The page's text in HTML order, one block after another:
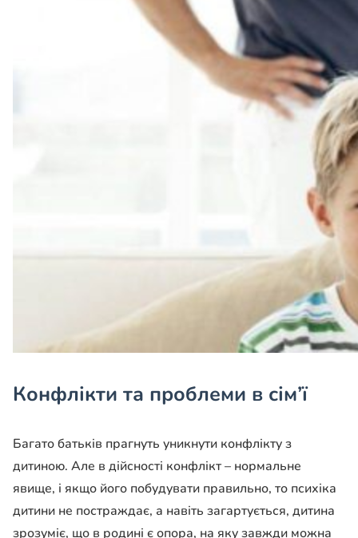
Конфлікти та проблеми в сім’ї
Багато батьків прагнуть уникнути конфлікту з
дитиною. Але в дійсності конфлікт – нормальне
явище, і якщо його побудувати правильно, то психіка
дитини не постраждає, а навіть загартується, дитина
зрозуміє, що в родині є опора, на яку завжди можна